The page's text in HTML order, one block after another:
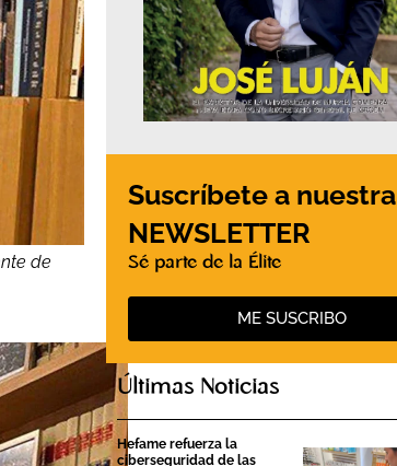
de
Suscríbete a nuestra
NEWSLETTER
Sé parte de la Élite
ME SUSCRIBO
Últimas Noticias
Hefame refuerza la
ciberseguridad de las